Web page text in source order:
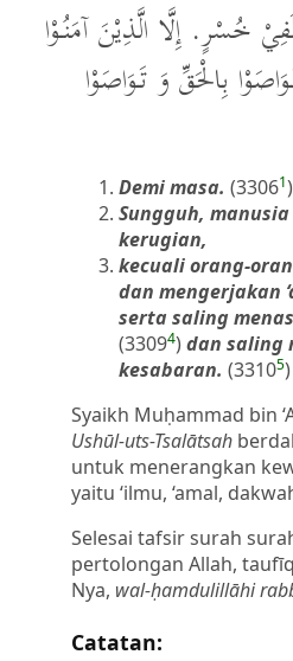
خُسْرٍ. إِلَّا الَّذِيْنَ آمَنُوْا
بِالْحَقِّ وَ تَوَاصَوْا
Demi masa. (33061)
Sungguh,
kerugian,
kecuali orang-
dan mengerjakan
serta saling
(33094)dan saling
kesabaran. (33105)
Syaikh Muḥammad bin
Ushūl-uts-Tsalātsah
untuk menerangkan
yaitu ‘ilmu, ‘amal,
Selesai tafsir surah
pertolongan Allah,
Nya, wal-ḥamdulillāhi
Catatan: